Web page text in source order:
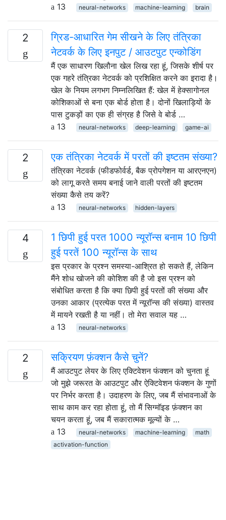
13
neural-networks machine-learning brain
2
ग्रिड-आधारित गेम सीखने के लिए तंत्रिका
नेटवर्क के लिए इनपुट / आउटपुट एन्कोडिंग
मैं एक साधारण खिलौना खेल लिख रहा हूं, जिसके शीर्ष पर
एक गहरे तंत्रिका नेटवर्क को प्रशिक्षित करने का इरादा है।
खेल के नियम लगभग निम्नलिखित हैं: खेल में हेक्सागोनल
कोशिकाओं से बना एक बोर्ड होता है। दोनों खिलाड़ियों के
पास टुकड़ों का एक ही संग्रह है जिसे वे बोर्ड …
13
neural-networks deep-learning game-ai
2 एक तंत्रिका नेटवर्क में परतों की इष्टतम संख्या?
तंत्रिका नेटवर्क (फीडफोर्वर्ड, बैक प्रोपगेशन या आरएनएन)
को लागू करते समय बनाई जाने वाली परतों की इष्टतम
संख्या कैसे तय करें?
13
neural-networks hidden-layers
4
1 छिपी हुई परत 1000 न्यूरॉन्स बनाम 10 छिपी
हुई परतें 100 न्यूरॉन्स के साथ
इस प्रकार के प्रश्न समस्या-आश्रित हो सकते हैं, लेकिन
मैंने शोध खोजने की कोशिश की है जो इस प्रश्न को
संबोधित करता है कि क्या छिपी हुई परतों की संख्या और
उनका आकार (प्रत्येक परत में न्यूरॉन्स की संख्या) वास्तव
में मायने रखती है या नहीं। तो मेरा सवाल यह …
13
neural-networks
2 सक्रियण फ़ंक्शन कैसे चुनें?
मैं आउटपुट लेयर के लिए एक्टिवेशन फंक्शन को चुनता हूं
जो मुझे जरूरत के आउटपुट और ऐक्टिवेशन फंक्शन के गुणों
पर निर्भर करता है। उदाहरण के लिए, जब मैं संभावनाओं के
साथ काम कर रहा होता हूं, तो मैं सिग्मॉइड फ़ंक्शन का
चयन करता हूं, जब मैं सकारात्मक मूल्यों के …
13
neural-networks machine-learning
math
activation-function